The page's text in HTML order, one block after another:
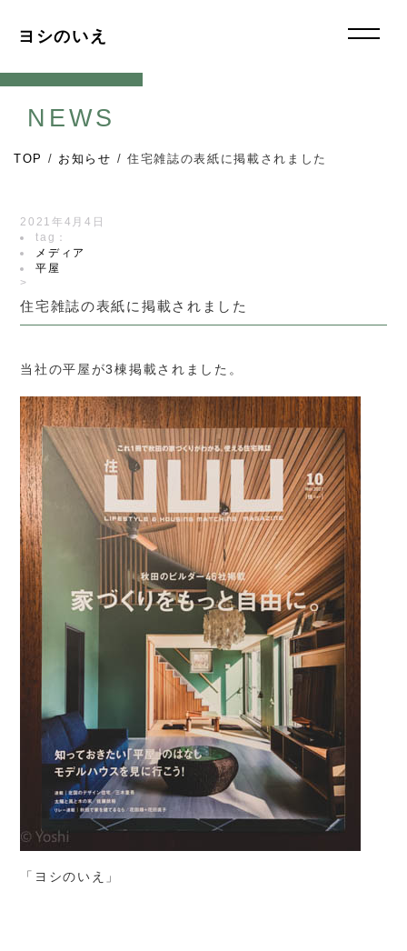
ヨシのいえ
NEWS
TOP / お知らせ / 住宅雑誌の表紙に掲載されました
2021年4月4日
tag：
メディア
平屋
>
住宅雑誌の表紙に掲載されました
当社の平屋が3棟掲載されました。
「ヨシのいえ」